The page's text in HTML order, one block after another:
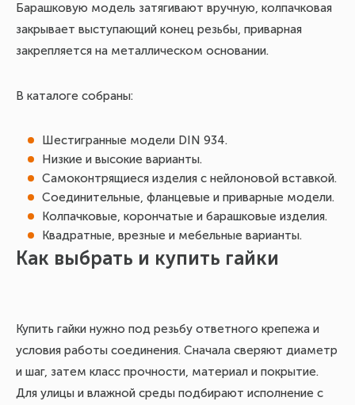
Барашковую модель затягивают вручную, колпачковая
закрывает выступающий конец резьбы, приварная
закрепляется на металлическом основании.
В каталоге собраны:
Шестигранные модели DIN 934.
Низкие и высокие варианты.
Самоконтрящиеся изделия с нейлоновой вставкой.
Соединительные, фланцевые и приварные модели.
Колпачковые, корончатые и барашковые изделия.
Квадратные, врезные и мебельные варианты.
Как выбрать и купить гайки
Купить гайки нужно под резьбу ответного крепежа и
условия работы соединения. Сначала сверяют диаметр
и шаг, затем класс прочности, материал и покрытие.
Для улицы и влажной среды подбирают исполнение с